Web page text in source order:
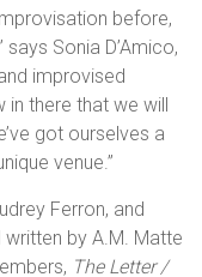
before,
Sonia D’Amico,
improvised
in there that we will
got ourselves a
venue.”
Ferron, and
by A.M. Matte
The Letter /